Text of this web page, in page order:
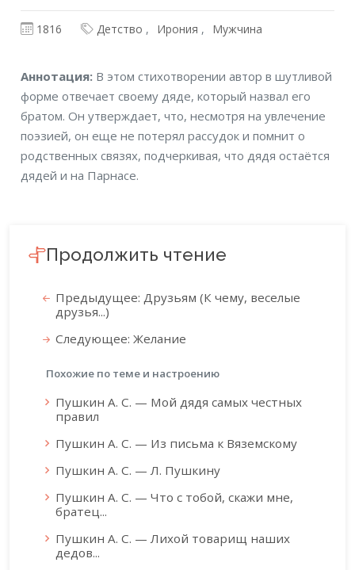
1816 Детство Ирония Мужчина
Аннотация
Аннотация: В этом стихотворении автор в шутливой
форме отвечает своему дяде, который назвал его
братом. Он утверждает, что, несмотря на увлечение
поэзией, он еще не потерял рассудок и помнит о
родственных связях, подчеркивая, что дядя остаётся
дядей и на Парнасе.
Продолжить чтение
Предыдущее: Друзьям (К чему, веселые
друзья...)
Следующее: Желание
Похожие по теме и настроению
Пушкин А. С. — Мой дядя самых честных
правил
Пушкин А. С. — Из письма к Вяземскому
Пушкин А. С. — Л. Пушкину
Пушкин А. С. — Что с тобой, скажи мне,
братец...
Пушкин А. С. — Лихой товарищ наших
дедов...